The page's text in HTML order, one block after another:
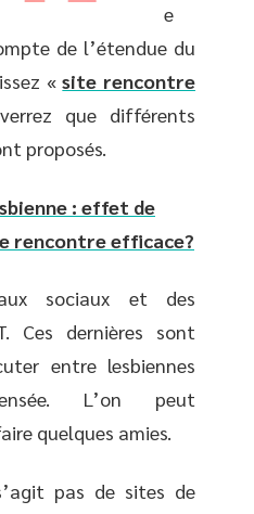
e
de l’étendue du
«site rencontre
que différents
proposés.
: effet de
rencontre efficace?
sociaux et des
Ces dernières sont
entre lesbiennes
L’on peut
quelques amies.
pas de sites de